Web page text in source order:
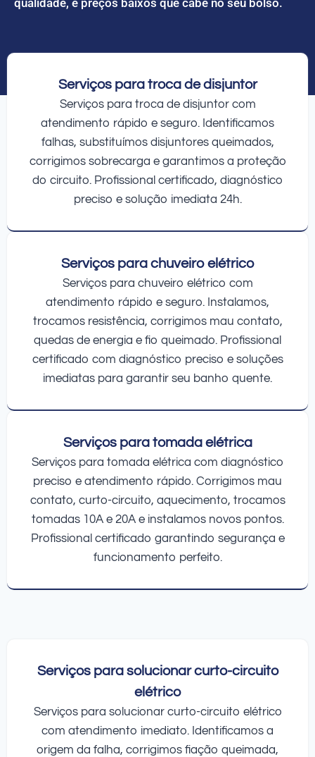
Serviços para troca de disjuntor
Serviços para troca de disjuntor com
atendimento rápido e seguro. Identificamos
falhas, substituímos disjuntores queimados,
corrigimos sobrecarga e garantimos a proteção
do circuito. Profissional certificado, diagnóstico
preciso e solução imediata 24h.
Serviços para chuveiro elétrico
Serviços para chuveiro elétrico com
atendimento rápido e seguro. Instalamos,
trocamos resistência, corrigimos mau contato,
quedas de energia e fio queimado. Profissional
certificado com diagnóstico preciso e soluções
imediatas para garantir seu banho quente.
Serviços para tomada elétrica
Serviços para tomada elétrica com diagnóstico
preciso e atendimento rápido. Corrigimos mau
contato, curto-circuito, aquecimento, trocamos
tomadas 10A e 20A e instalamos novos pontos.
Profissional certificado garantindo segurança e
funcionamento perfeito.
Serviços para solucionar curto-circuito
elétrico
Serviços para solucionar curto-circuito elétrico
com atendimento imediato. Identificamos a
origem da falha, corrigimos fiação queimada,